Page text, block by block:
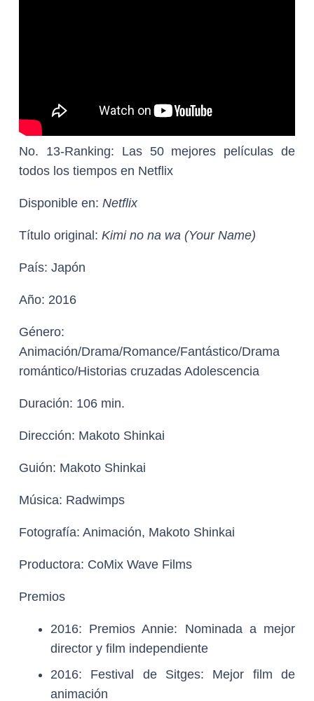
No. 13-Ranking: Las 50 mejores películas de
todos los tiempos en Netflix
Disponible en: Netflix
Título original: Kimi no na wa (Your Name)
País: Japón
Año: 2016
Género:
Animación/Drama/Romance/Fantástico/Drama
romántico/Historias cruzadas Adolescencia
Duración: 106 min.
Dirección: Makoto Shinkai
Guión: Makoto Shinkai
Música: Radwimps
Fotografía: Animación, Makoto Shinkai
Productora: CoMix Wave Films
Premios
2016: Premios Annie: Nominada a mejor
director y film independiente
2016: Festival de Sitges: Mejor film de
animación